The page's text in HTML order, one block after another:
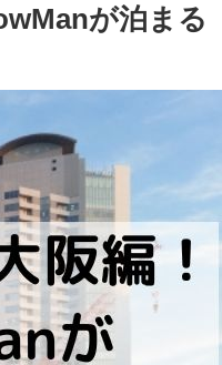
が泊まる